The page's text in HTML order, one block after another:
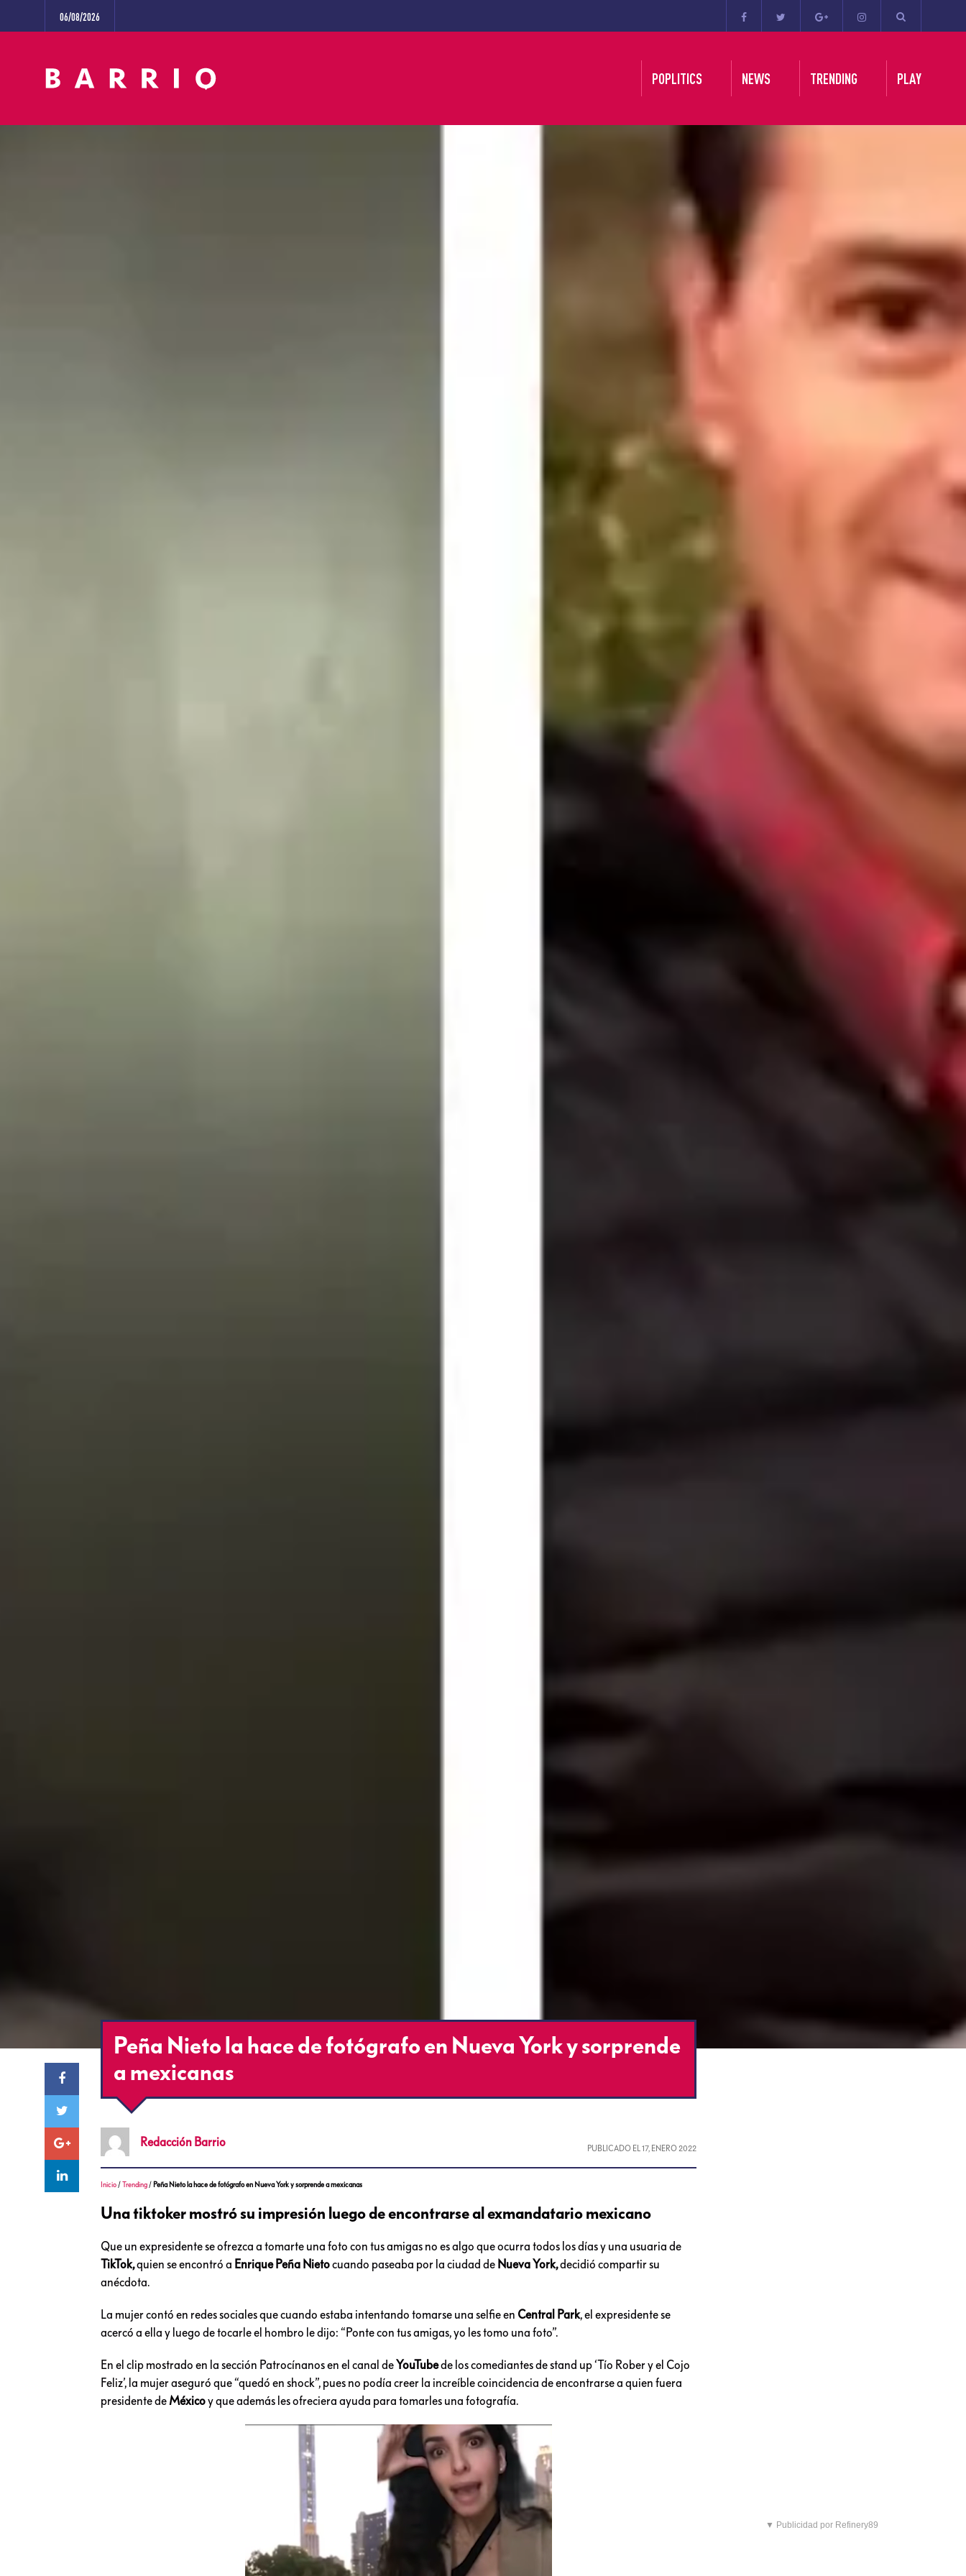
06/08/2026
POPLITICS NEWS TRENDING PLAY
Peña Nieto la hace de fotógrafo en Nueva York y sorprende
a mexicanas
Redacción Barrio PUBLICADO EL17, ENERO 2022
Inicio/ Trending/ Peña Nieto la hace de fotógrafo en Nueva York y sorprende a mexicanas
Una tiktoker mostró su impresión luego de encontrarse al exmandatario mexicano
Que un expresidente se ofrezca a tomarte una foto con tus amigas no es algo que ocurra todos los días y una usuaria de
TikTok,quien se encontró a Enrique Peña Nietocuando paseaba por la ciudad de Nueva York,decidió compartir su
anécdota.
La mujer contó en redes sociales que cuando estaba intentando tomarse una selfie en Central Park, el expresidente se
acercó a ella y luego de tocarle el hombro le dijo: “Ponte con tus amigas, yo les tomo una foto”.
En el clip mostrado en la sección Patrocínanos en el canal de YouTubede los comediantes de stand up ‘Tío Rober y el Cojo
Feliz’, la mujer aseguró que “quedó en shock”, pues no podía creer la increíble coincidencia de encontrarse a quien fuera
presidente de Méxicoy que además les ofreciera ayuda para tomarles una fotografía.
▼ Publicidad por Refinery89